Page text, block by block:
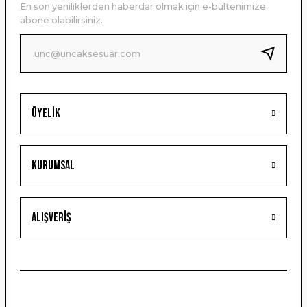
Ürün bilgilerinde hatalar bulunuyor.
Ürün fiyatı diğer sitelerden daha pahalı.
Bu ürüne benzer farklı alternatifler olmalı.
Gönder
Üyelik
Kurumsal
Alışveriş
En son yeniliklerden haberdar olmak için e-bültenimize
abone olabilirsiniz.